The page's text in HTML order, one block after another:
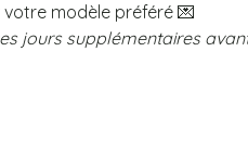
modèle préféré 💌
jours supplémentaires